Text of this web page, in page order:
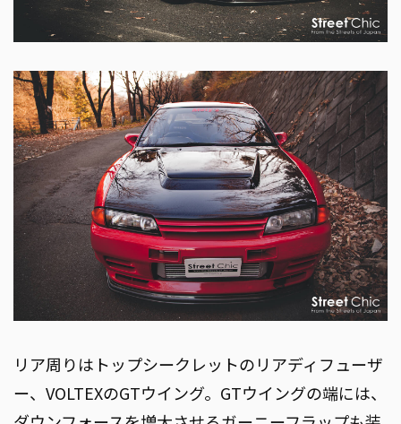
リア周りはトップシークレットのリアディフューザ
ー、VOLTEXのGTウイング。GTウイングの端には、